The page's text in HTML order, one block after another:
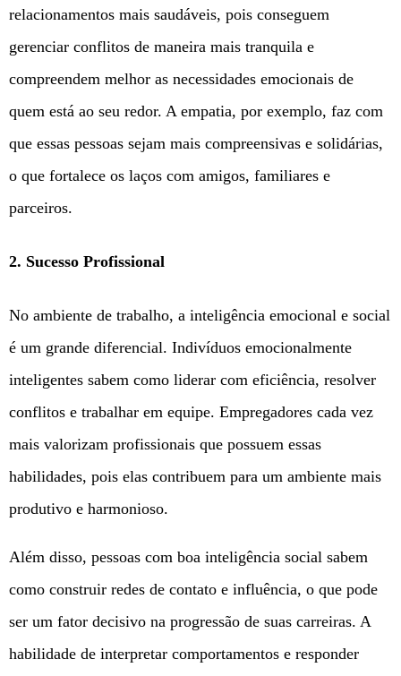
relacionamentos mais saudáveis, pois conseguem
gerenciar conflitos de maneira mais tranquila e
compreendem melhor as necessidades emocionais de
quem está ao seu redor. A empatia, por exemplo, faz com
que essas pessoas sejam mais compreensivas e solidárias,
o que fortalece os laços com amigos, familiares e
parceiros.
2. Sucesso Profissional
No ambiente de trabalho, a inteligência emocional e social
é um grande diferencial. Indivíduos emocionalmente
inteligentes sabem como liderar com eficiência, resolver
conflitos e trabalhar em equipe. Empregadores cada vez
mais valorizam profissionais que possuem essas
habilidades, pois elas contribuem para um ambiente mais
produtivo e harmonioso.
Além disso, pessoas com boa inteligência social sabem
como construir redes de contato e influência, o que pode
ser um fator decisivo na progressão de suas carreiras. A
habilidade de interpretar comportamentos e responder